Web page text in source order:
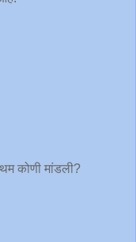
कोणी मांडली?